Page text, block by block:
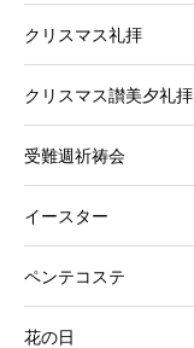
クリスマス礼拝
クリスマス讃美夕礼拝
受難週祈祷会
イースター
ペンテコステ
花の日